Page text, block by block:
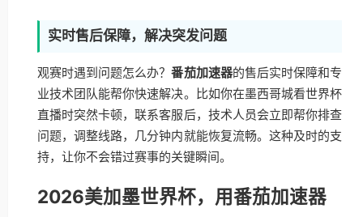
实时售后保障，解决突发问题
观赛时遇到问题怎么办？番茄加速器的售后实时保障和专
业技术团队能帮你快速解决。比如你在墨西哥城看世界杯
直播时突然卡顿，联系客服后，技术人员会立即帮你排查
问题，调整线路，几分钟内就能恢复流畅。这种及时的支
持，让你不会错过赛事的关键瞬间。
2026美加墨世界杯，用番茄加速器